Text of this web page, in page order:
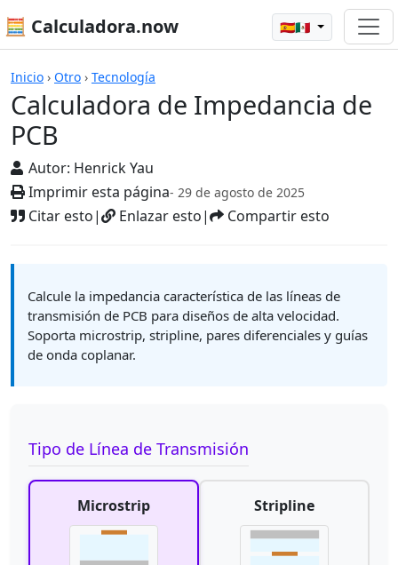
🧮 Calculadora.now 🇪🇸🇲🇽
Inicio › Otro › Tecnología
Calculadora de Impedancia de
PCB
Autor: Henrick Yau
Imprimir esta página- 29 de agosto de 2025
Citar esto| Enlazar esto| Compartir esto
Calculadoras
Calcule la impedancia característica de las líneas de
transmisión de PCB para diseños de alta velocidad.
Soporta microstrip, stripline, pares diferenciales y guías
de onda coplanar.
Tipo de Línea de Transmisión
Microstrip Stripline